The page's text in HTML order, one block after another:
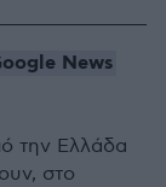
News
την Ελλάδα
στο